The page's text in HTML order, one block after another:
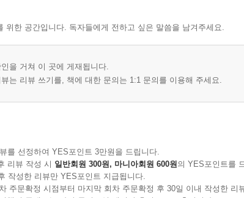
위한 공간입니다. 독자들에게 전하고 싶은 말씀을 남겨주세요.
을 거쳐 이 곳에 게재됩니다.
는 리뷰 쓰기를, 책에 대한 문의는 1:1 문의를 이용해 주세요.
를 선정하여 YES포인트 3만원을 드립니다.
리뷰 작성 시 일반회원 300원, 마니아회원 600원의 YES포인트를
작성한 리뷰만 YES포인트 지급됩니다.
주문확정 시점부터 마지막 회차 주문확정 후 30일 이내 작성한 리